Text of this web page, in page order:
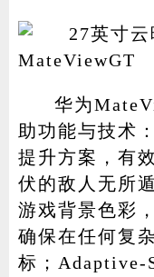
华为
助功能与技术
提升方案，有
伏的敌人无所
游戏背景色彩
确保在任何复
标；Adaptive-